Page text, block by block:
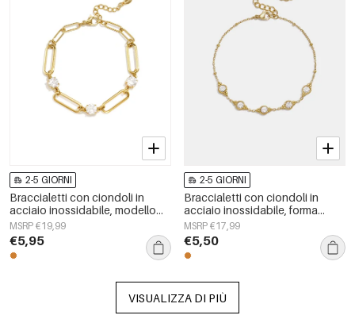
2-5 GIORNI
Braccialetti con ciondoli in
acciaio inossidabile, modello
Circle Simple, serie Daily Simple,
gioielli da donna
MSRP €19,99
€5,95
2-5 GIORNI
Braccialetti con ciondoli in
acciaio inossidabile, forma
geometrica, semplici, per tutti i
giorni, serie Simple, gioielli da
donna
MSRP €17,99
€5,50
VISUALIZZA DI PIÙ